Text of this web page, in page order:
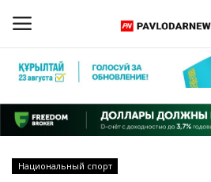
Главная
Национальный спорт